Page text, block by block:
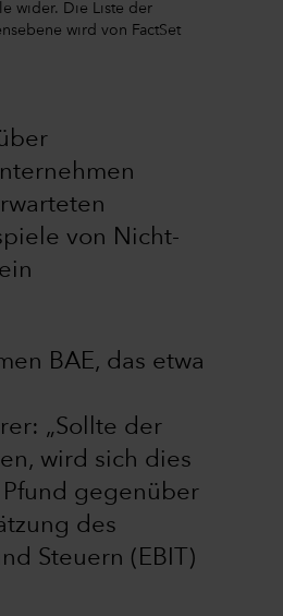
wider. Die Liste der
wird von FactSet
von Nicht-
BAE, das etwa
„Sollte der
wird sich dies
gegenüber
des
Steuern (EBIT)